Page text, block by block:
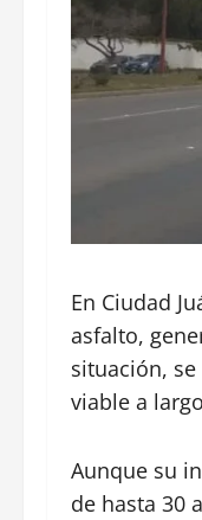
En Ciudad
asfalto,
situación,
viable a
Aunque su
de hasta 30